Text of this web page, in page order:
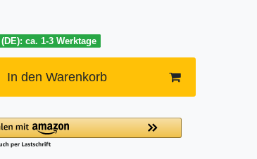
ca. 1-3 Werktage
In den Warenkorb